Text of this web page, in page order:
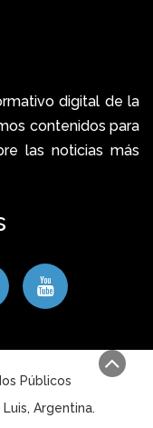
digital de la
contenidos para
las noticias más
Públicos
Argentina.